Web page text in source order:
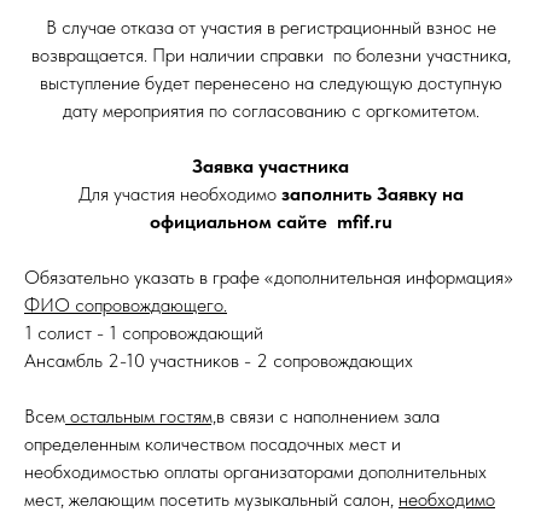
В случае отказа от участия в регистрационный взнос не
возвращается. При наличии справки по болезни участника,
выступление будет перенесено на следующую доступную
дату мероприятия по согласованию с оргкомитетом.
Заявка участника
Для участия необходимо заполнить Заявку на
официальном сайте mfif.ru
Обязательно указать в графе «дополнительная информация»
ФИО сопровождающего.
1 солист - 1 сопровождающий
Ансамбль 2-10 участников - 2 сопровождающих
Всем остальным гостям,в связи с наполнением зала
определенным количеством посадочных мест и
необходимостью оплаты организаторами дополнительных
мест, желающим посетить музыкальный салон, необходимо